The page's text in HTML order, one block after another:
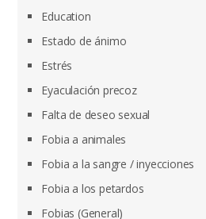
Education
Estado de ánimo
Estrés
Eyaculación precoz
Falta de deseo sexual
Fobia a animales
Fobia a la sangre / inyecciones
Fobia a los petardos
Fobias (General)